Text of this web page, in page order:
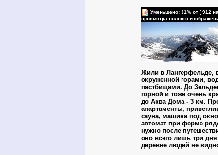
Уменьшено: 31% от [ 912
просмотра полного
Жили в Лангерфельде,
окруженной горами,
пастбищами. До
горной и тоже очень
до Аква Дома - 3 км.
апартаменты,
сауна, машина под
автомат при ферме
нужно после
оно всего лишь три
деревне людей не